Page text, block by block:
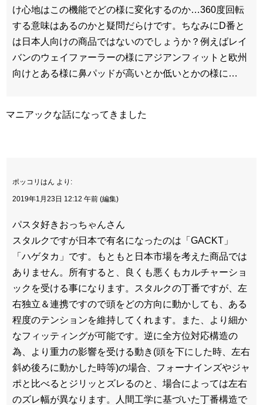
け心地はこの機能でどの様に変化するのか…360度回転
する意味はあるのかと疑問だらけです。ちなみにD番と
は日本人向けの商品ではないのでしょうか？例えばレイ
バンのウェイファーラーの様にアジアンフィットと欧州
向けとある様に鼻パッドが高いとか低いとかの様に…
マニアックな話になってきました
ポッコリはん より:
2019年1月23日 12:12 午前 (編集)
パスタ好きおっちゃんさん
スタルクですが日本で有名になったのは「GACKT」
「ハゲタカ」です。もともと日本市場を考えた商品では
ありません。所有すると、良くも悪くもカルチャーショ
ックを受ける事になります。スタルクの丁番ですが、左
右独立＆連携ですので頭をどの方向に動かしても、ある
程度のテンションを維持してくれます。また、より細か
なフィッティングが可能です。逆に全方位対応構造の
為、より重力の影響を受ける動き(頭を下にした時、左右
斜め後ろに動かした時等)の場合、フォーナインズやジャ
ポと比べるとジリッとズレるのと、場合によっては左右
のズレ幅が異なります。人間工学に基づいた丁番構造で